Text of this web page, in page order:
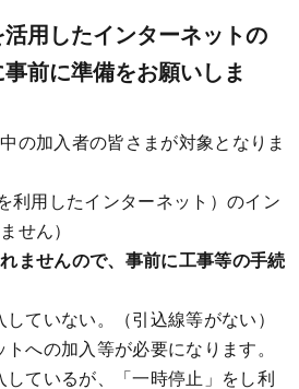
用したインターネットの
前に準備をお願いしま
の加入者の皆さまが対象となりま
利用したインターネット）のイン
せん）
ませんので、事前に工事等の手続
ていない。（引込線等がない）
への加入等が必要になります。
ているが、「一時停止」をし利